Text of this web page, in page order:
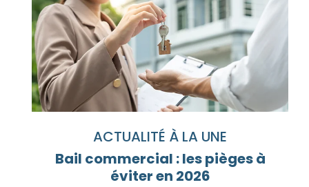
ACTUALITÉ À LA UNE
Bail commercial : les pièges à
éviter en 2026